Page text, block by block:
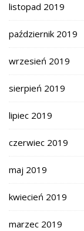
listopad 2019
październik 2019
wrzesień 2019
sierpień 2019
lipiec 2019
czerwiec 2019
maj 2019
kwiecień 2019
marzec 2019